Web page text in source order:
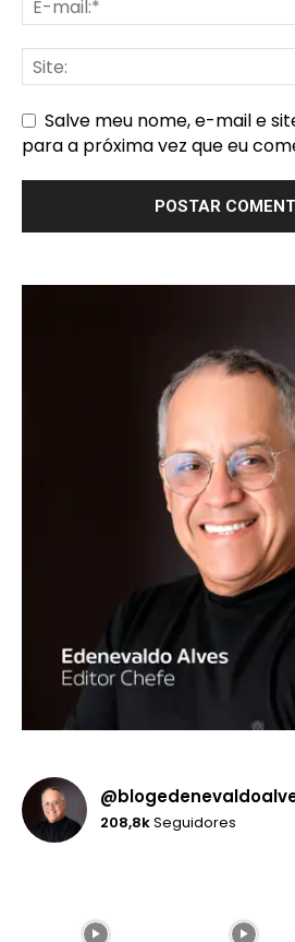
Salve meu nome, e-mail e
para a próxima vez que eu
208,8kSeguidores